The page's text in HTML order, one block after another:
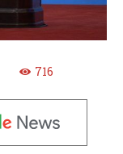
716